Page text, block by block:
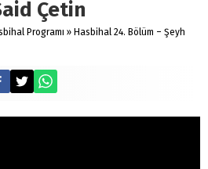
Çetin
Programı » Hasbihal 24. Bölüm – Şeyh